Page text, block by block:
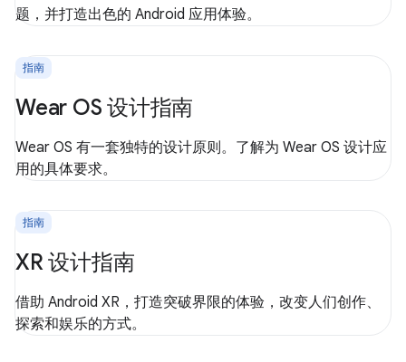
题，并打造出色的 Android 应用体验。
指南
Wear OS 设计指南
Wear OS 有一套独特的设计原则。了解为 Wear OS 设计应
用的具体要求。
指南
XR 设计指南
借助 Android XR，打造突破界限的体验，改变人们创作、
探索和娱乐的方式。